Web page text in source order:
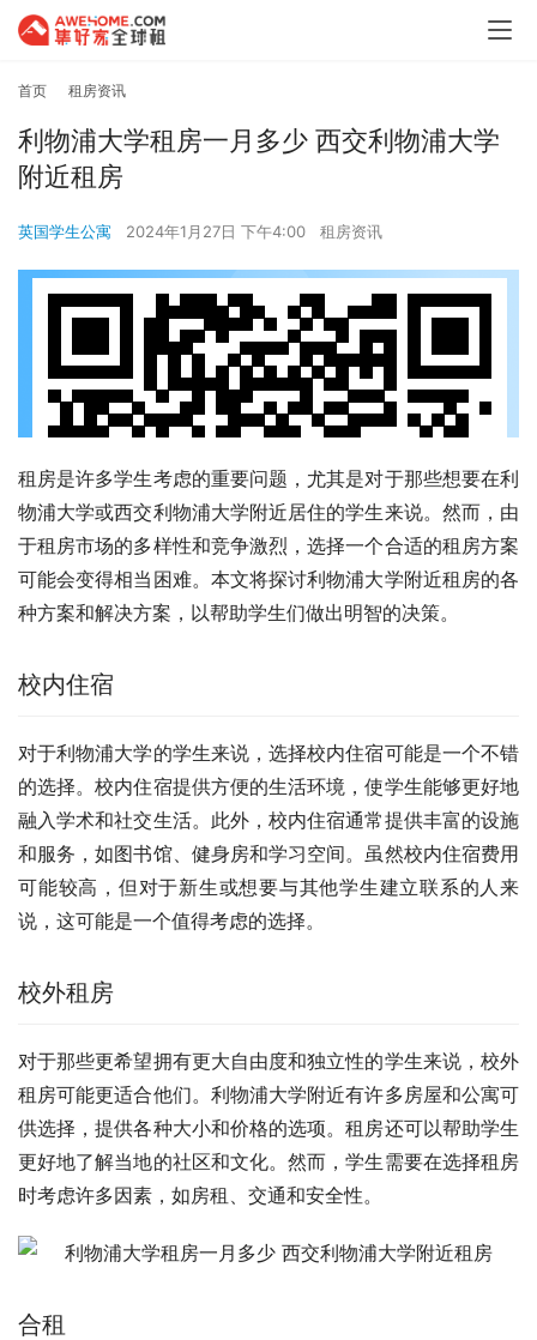
首页 租房资讯
利物浦大学租房一月多少 西交利物浦大学
附近租房
英国学生公寓 2024年1月27日 下午4:00 租房资讯
租房是许多学生考虑的重要问题，尤其是对于那些想要在利
物浦大学或西交利物浦大学附近居住的学生来说。然而，由
于租房市场的多样性和竞争激烈，选择一个合适的租房方案
可能会变得相当困难。本文将探讨利物浦大学附近租房的各
种方案和解决方案，以帮助学生们做出明智的决策。
校内住宿
对于利物浦大学的学生来说，选择校内住宿可能是一个不错
的选择。校内住宿提供方便的生活环境，使学生能够更好地
融入学术和社交生活。此外，校内住宿通常提供丰富的设施
和服务，如图书馆、健身房和学习空间。虽然校内住宿费用
可能较高，但对于新生或想要与其他学生建立联系的人来
说，这可能是一个值得考虑的选择。
校外租房
对于那些更希望拥有更大自由度和独立性的学生来说，校外
租房可能更适合他们。利物浦大学附近有许多房屋和公寓可
供选择，提供各种大小和价格的选项。租房还可以帮助学生
更好地了解当地的社区和文化。然而，学生需要在选择租房
时考虑许多因素，如房租、交通和安全性。
合租